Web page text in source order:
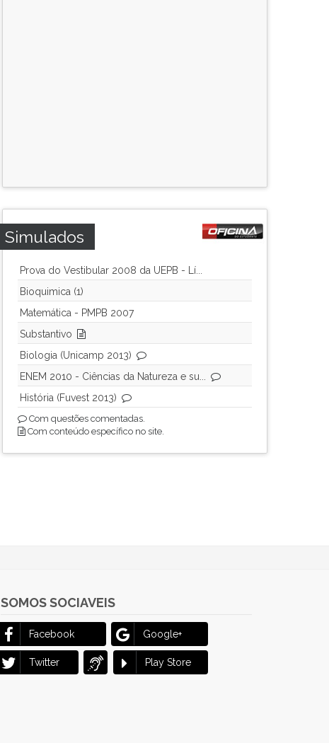
Simulados
Prova do Vestibular 2008 da UEPB - Lí...
Bioquimica (1)
Matemática - PMPB 2007
Substantivo
Biologia (Unicamp 2013)
ENEM 2010 - Ciências da Natureza e su...
História (Fuvest 2013)
Com questões comentadas.
Com conteúdo específico no site.
SOMOS SOCIAVEIS
Facebook Google+
Twitter Play Store